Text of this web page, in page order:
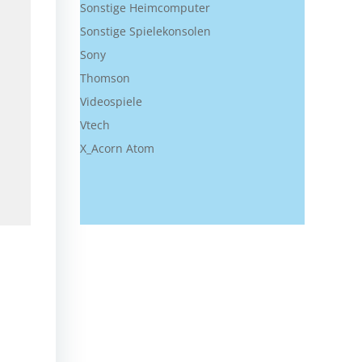
Sonstige Heimcomputer
Sonstige Spielekonsolen
Sony
Thomson
Videospiele
Vtech
X_Acorn Atom